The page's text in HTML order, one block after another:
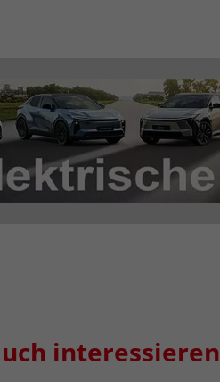
interessieren